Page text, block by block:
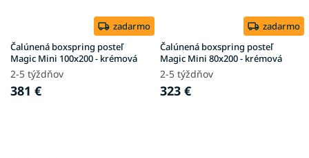
zadarmo
Čalúnená boxspring posteľ
Magic Mini 100x200 - krémová
2-5 týždňov
381 €
zadarmo
Čalúnená boxspring posteľ
Magic Mini 80x200 - krémová
2-5 týždňov
323 €